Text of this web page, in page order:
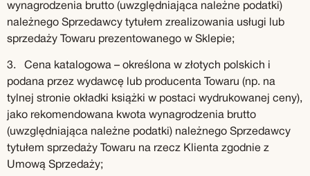
wynagrodzenia brutto (uwzględniająca należne podatki)
należnego Sprzedawcy tytułem zrealizowania usługi lub
sprzedaży Towaru prezentowanego w Sklepie;
3. Cena katalogowa – określona w złotych polskich i
podana przez wydawcę lub producenta Towaru (np. na
tylnej stronie okładki książki w postaci wydrukowanej ceny),
jako rekomendowana kwota wynagrodzenia brutto
(uwzględniająca należne podatki) należnego Sprzedawcy
tytułem sprzedaży Towaru na rzecz Klienta zgodnie z
Umową Sprzedaży;